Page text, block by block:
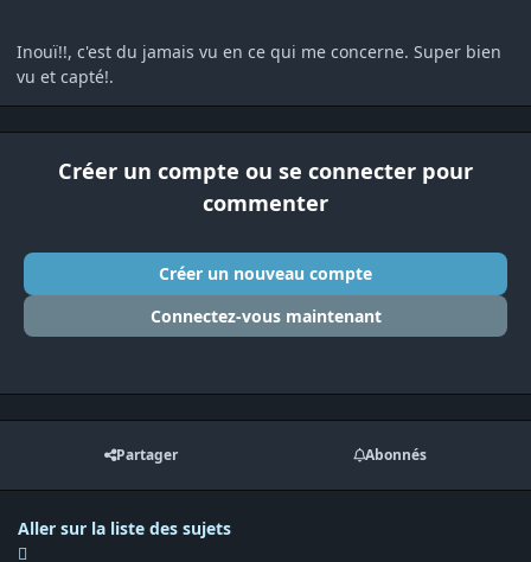
Inouï!!, c'est du jamais vu en ce qui me concerne. Super bien
vu et capté!.
Créer un compte ou se connecter pour
commenter
Créer un nouveau compte
Connectez-vous maintenant
Partager Abonnés
Aller sur la liste des sujets